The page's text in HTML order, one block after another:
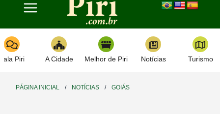
Toggle navigation
Piri A Cidade Melhor de Piri Notícias Turismo
PÁGINA INICIAL / NOTÍCIAS / GOIÁS